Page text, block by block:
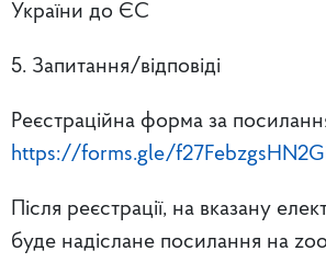
України до ЄС
5. Запитання/відповіді
Реєстраційна форма за
https://forms.gle/
Після реєстрації, на вказану
буде надіслане посилання на